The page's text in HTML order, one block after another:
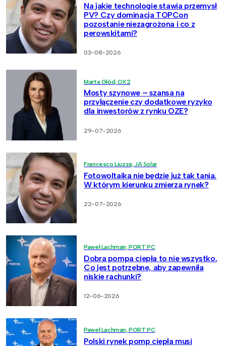
Na jakie technologie stawia przemysł
PV? Czy dominacja TOPCon
pozostanie niezagrożona i co z
perowskitami?
03-08-2026
Marta Głód, OX2
Mosty szynowe – szansa na
przyłączenie czy dodatkowe ryzyko
dla inwestorów z rynku OZE?
29-07-2026
Francesco Liuzza, JA Solar
Fotowoltaika nie będzie już tak tania.
W którym kierunku zmierza rynek?
22-07-2026
Paweł Lachman, PORT PC
Dobra pompa ciepła to nie wszystko.
Co jest potrzebne, aby zapewniła
niskie rachunki?
12-06-2026
Paweł Lachman, PORT PC
Polski rynek pomp ciepła musi